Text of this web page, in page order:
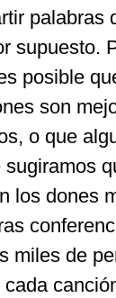
palabras
supuesto.
posible
son
o que
los dones
miles de